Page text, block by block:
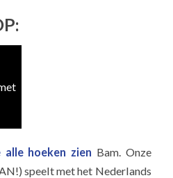
hoeken zien Bam. Onze
speelt met het Nederlands